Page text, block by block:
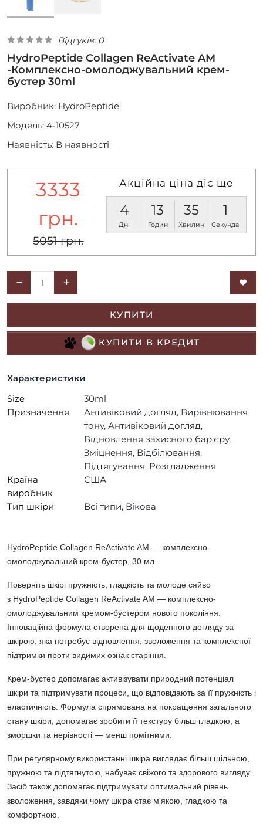
Відгуків: 0
HydroPeptide Collagen ReActivate AM
-Комплексно-омолоджувальний крем-
бустер 30ml
Виробник: HydroPeptide
Модель: 4-10527
Наявність: В наявності
3333
грн.
5051 грн.
Акційна ціна діє ще
4
Дні
13
Годин
35
Хвилин
0
Секунд
КУПИТИ
КУПИТИ В КРЕДИТ
Характеристики
Size
30ml
Призначення
Антивіковий догляд, Вирівнювання
тону, Антивіковий догляд,
Відновлення захисного бар'єру,
Зміцнення, Відбілювання,
Підтягування, Розгладження
Країна
виробник
США
Тип шкіри Всі типи, Вікова
HydroPeptide Collagen ReActivate AM — комплексно-
омолоджувальний крем-бустер, 30 мл
Поверніть шкірі пружність, гладкість та молоде сяйво
з HydroPeptide Collagen ReActivate AM — комплексно-
омолоджувальним кремом-бустером нового покоління.
Інноваційна формула створена для щоденного догляду за
шкірою, яка потребує відновлення, зволоження та комплексної
підтримки проти видимих ознак старіння.
Крем-бустер допомагає активізувати природний потенціал
шкіри та підтримувати процеси, що відповідають за її пружність і
еластичність. Формула спрямована на покращення загального
стану шкіри, допомагає зробити її текстуру більш гладкою, а
зморшки та нерівності — менш помітними.
При регулярному використанні шкіра виглядає більш щільною,
пружною та підтягнутою , набуває свіжого та здорового вигляду.
Засіб також допомагає підтримувати оптимальний рівень
зволоження, завдяки чому шкіра стає м'якою, гладкою та
комфортною.